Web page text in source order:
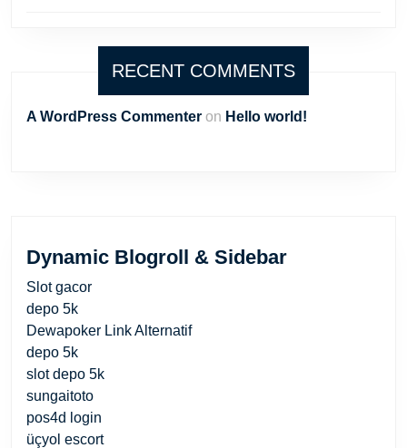
RECENT COMMENTS
A WordPress Commenter on Hello world!
Dynamic Blogroll & Sidebar
Slot gacor
depo 5k
Dewapoker Link Alternatif
depo 5k
slot depo 5k
sungaitoto
pos4d login
üçyol escort